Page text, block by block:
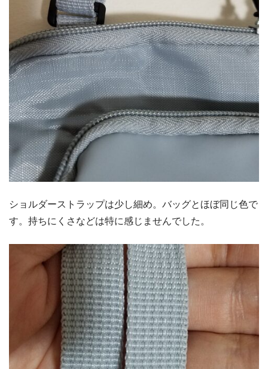
ショルダーストラップは少し細め。バッグとほぼ同じ色で
す。持ちにくさなどは特に感じませんでした。